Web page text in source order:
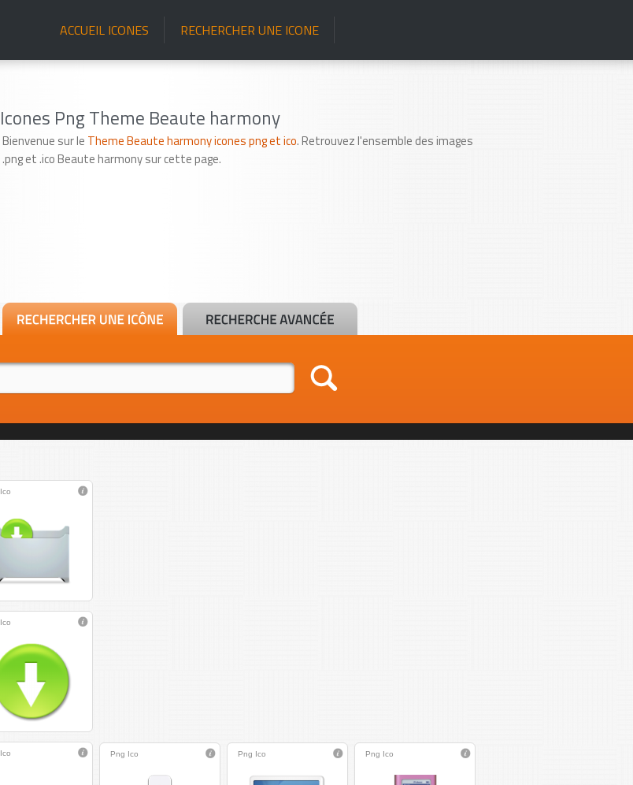
ACCUEIL ICONES RECHERCHER UNE ICONE
Icones Png Theme Beaute harmony
Bienvenue sur le Theme Beaute harmony icones png et ico. Retrouvez l'ensemble des images
.png et .ico Beaute harmony sur cette page.
Ico
Ico
Ico Png Ico Png Ico Png Ico